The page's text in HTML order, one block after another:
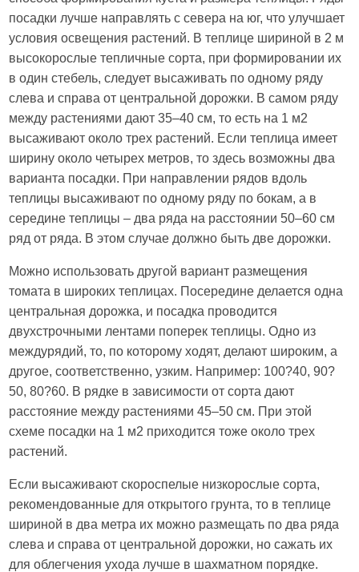
посадки лучше направлять с севера на юг, что улучшает
условия освещения растений. В теплице шириной в 2 м
высокорослые тепличные сорта, при формировании их
в один стебель, следует высаживать по одному ряду
слева и справа от центральной дорожки. В самом ряду
между растениями дают 35–40 см, то есть на 1 м2
высаживают около трех растений. Если теплица имеет
ширину около четырех метров, то здесь возможны два
варианта посадки. При направлении рядов вдоль
теплицы высаживают по одному ряду по бокам, а в
середине теплицы – два ряда на расстоянии 50–60 см
ряд от ряда. В этом случае должно быть две дорожки.
Можно использовать другой вариант размещения
томата в широких теплицах. Посередине делается одна
центральная дорожка, и посадка проводится
двухстрочными лентами поперек теплицы. Одно из
междурядий, то, по которому ходят, делают широким, а
другое, соответственно, узким. Например: 100?40, 90?
50, 80?60. В рядке в зависимости от сорта дают
расстояние между растениями 45–50 см. При этой
схеме посадки на 1 м2 приходится тоже около трех
растений.
Если высаживают скороспелые низкорослые сорта,
рекомендованные для открытого грунта, то в теплице
шириной в два метра их можно размещать по два ряда
слева и справа от центральной дорожки, но сажать их
для облегчения ухода лучше в шахматном порядке.